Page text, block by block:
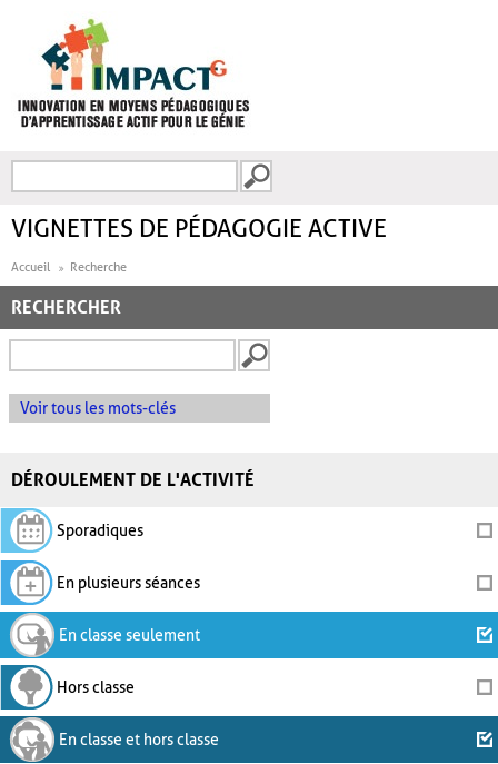
FORMULAIRE DE
VIGNETTES DE PÉDAGOGIE ACTIVE
Accueil Recherche
RECHERCHER
Voir tous les mots-clés
DÉROULEMENT DE L'ACTIVITÉ
Sporadiques
En plusieurs séances
En classe seulement
Hors classe
En classe et hors classe